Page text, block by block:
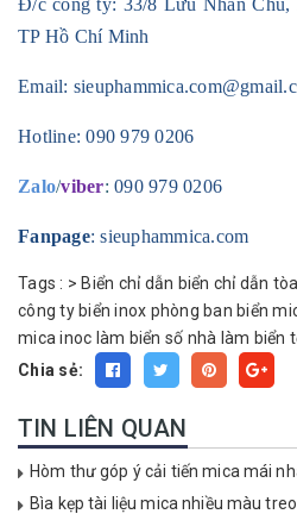
TP Hồ Chí Minh
Email:
Hotline:090 979 0206
Zalo/viber: 090 979 0206
Fanpage: sieuphammica.com
Tags : >Biển chỉ dẫn biển chỉ dẫn
công ty biển inox phòng ban biển
mica inoc làm biển số nhà làm biển
Chia sẻ:
TIN LIÊN QUAN
Hòm thư góp ý cải tiến mica mái
Bìa kẹp tài liệu mica nhiều màu